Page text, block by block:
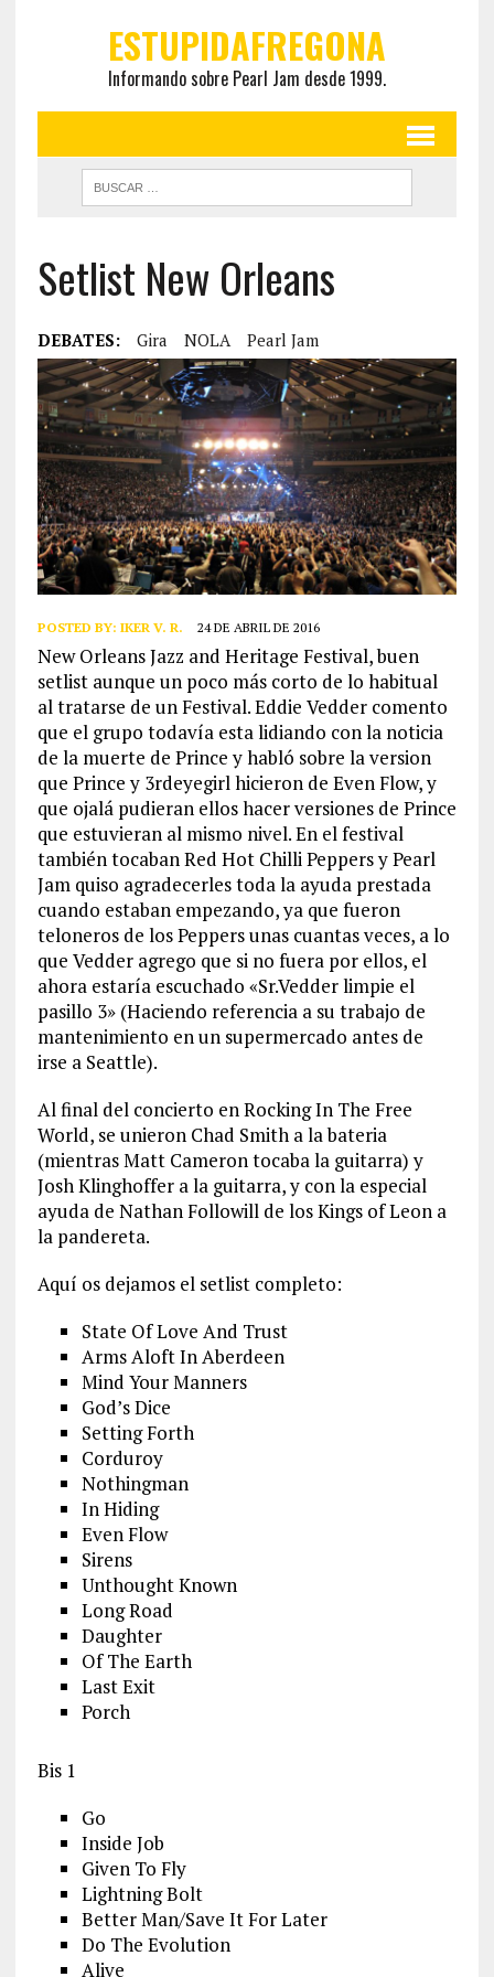
ESTUPIDAFREGONA
Informando sobre Pearl Jam desde 1999.
Setlist New Orleans
DEBATES: Gira NOLA Pearl Jam
POSTED BY: IKER V. R. 24 DE ABRIL DE 2016
New Orleans Jazz and Heritage Festival, buen
setlist aunque un poco más corto de lo habitual
al tratarse de un Festival. Eddie Vedder comento
que el grupo todavía esta lidiando con la noticia
de la muerte de Prince y habló sobre la version
que Prince y 3rdeyegirl hicieron de Even Flow, y
que ojalá pudieran ellos hacer versiones de Prince
que estuvieran al mismo nivel. En el festival
también tocaban Red Hot Chilli Peppers y Pearl
Jam quiso agradecerles toda la ayuda prestada
cuando estaban empezando, ya que fueron
teloneros de los Peppers unas cuantas veces, a lo
que Vedder agrego que si no fuera por ellos, el
ahora estaría escuchado «Sr.Vedder limpie el
pasillo 3» (Haciendo referencia a su trabajo de
mantenimiento en un supermercado antes de
irse a Seattle).
Al final del concierto en Rocking In The Free
World, se unieron Chad Smith a la bateria
(mientras Matt Cameron tocaba la guitarra) y
Josh Klinghoffer a la guitarra, y con la especial
ayuda de Nathan Followill de los Kings of Leon a
la pandereta.
Aquí os dejamos el setlist completo:
State Of Love And Trust
Arms Aloft In Aberdeen
Mind Your Manners
God’s Dice
Setting Forth
Corduroy
Nothingman
In Hiding
Even Flow
Sirens
Unthought Known
Long Road
Daughter
Of The Earth
Last Exit
Porch
Bis 1
Go
Inside Job
Given To Fly
Lightning Bolt
Better Man/Save It For Later
Do The Evolution
Alive